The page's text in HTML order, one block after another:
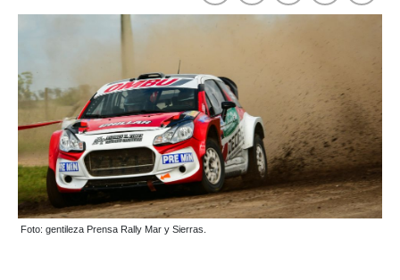
Foto: gentileza Prensa Rally Mar y Sierras.